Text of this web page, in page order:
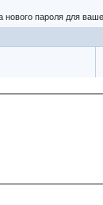
пароля для